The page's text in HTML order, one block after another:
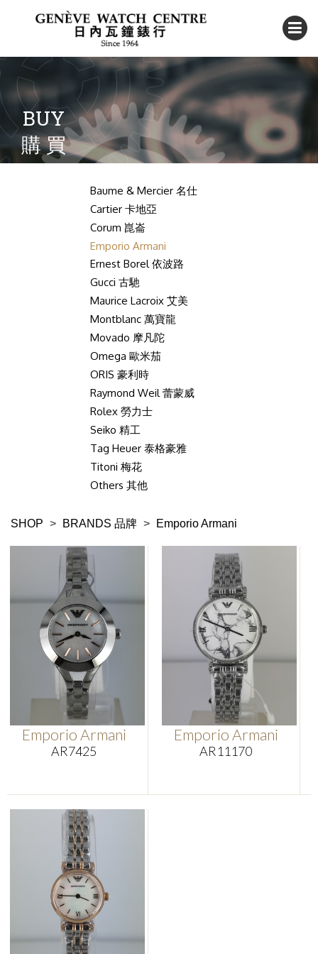
BUY
購 買
Baume & Mercier 名仕
Cartier 卡地亞
Corum 崑崙
Emporio Armani
Ernest Borel 依波路
Gucci 古馳
Maurice Lacroix 艾美
Montblanc 萬寶龍
Movado 摩凡陀
Omega 歐米茄
ORIS 豪利時
Raymond Weil 蕾蒙威
Rolex 勞力士
Seiko 精工
Tag Heuer 泰格豪雅
Titoni 梅花
Others 其他
SHOP > BRANDS 品牌 > Emporio Armani
Emporio Armani
AR7425
Emporio Armani
AR11170